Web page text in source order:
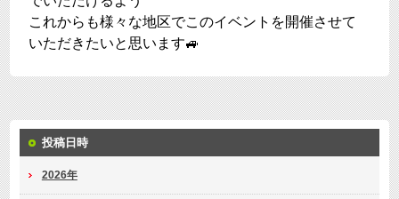
これからも様々な地区でこのイベントを開催させて
いただきたいと思います🚙
投稿日時
2026年